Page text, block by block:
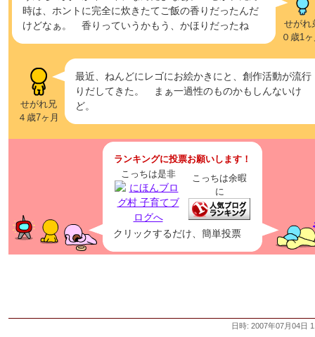
時は、ホントに完全に炊きたてご飯の香りだったんだ
けどなぁ。 香りっていうかもう、かほりだったね
せがれ
０歳1
せがれ兄
４歳7ヶ月
最近、ねんどにレゴにお絵かきにと、創作活動が流行
りだしてきた。 まぁ一過性のものかもしんないけ
ど。
ランキングに投票お願いします！
こっちは是非
こっちは余暇
に
クリックするだけ、簡単投票
日時: 2007年07月04日